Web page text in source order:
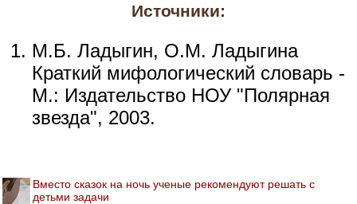
Источники:
М.Б. Ладыгин, О.М. Ладыгина
Краткий мифологический словарь -
М.: Издательство НОУ "Полярная
звезда", 2003.
Вместо сказок на ночь ученые рекомендуют решать с
детьми задачи